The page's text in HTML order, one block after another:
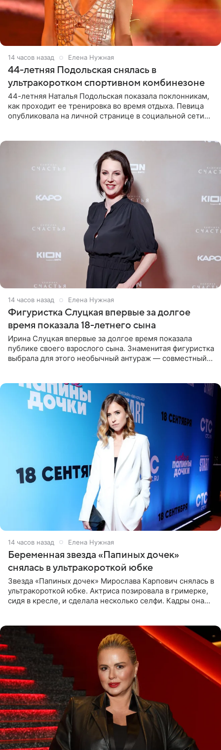
14 часов назад Елена Нужная
44-летняя Подольская снялась в
ультракоротком спортивном комбинезоне
44-летняя Наталья Подольская показала поклонникам,
как проходит ее тренировка во время отдыха. Певица
опубликовала на личной странице в социальной сети
14 часов назад Елена Нужная
Фигуристка Слуцкая впервые за долгое
время показала 18-летнего сына
Ирина Слуцкая впервые за долгое время показала
публике своего взрослого сына. Знаменитая фигуристка
выбрала для этого необычный антураж — совместный
14 часов назад Елена Нужная
Беременная звезда «Папиных дочек»
снялась в ультракороткой юбке
Звезда «Папиных дочек» Мирослава Карпович снялась в
ультракороткой юбке. Актриса позировала в гримерке,
сидя в кресле, и сделала несколько селфи. Кадры она